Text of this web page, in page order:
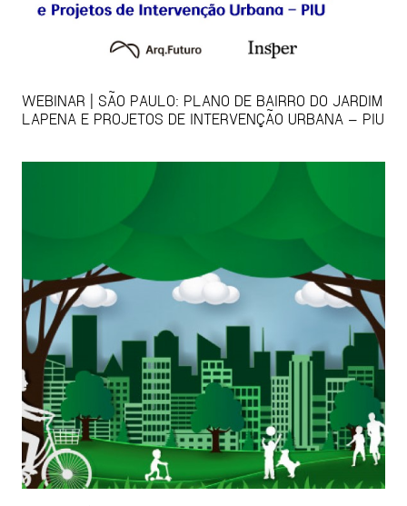
WEBINAR | SÃO PAULO: PLANO DE BAIRRO DO JARDIM
LAPENA E PROJETOS DE INTERVENÇÃO URBANA – PIU